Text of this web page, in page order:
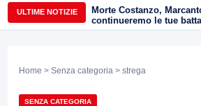
ULTIME NOTIZIE
Morte Costanzo,
continueremo le tue
Sannio
Home > Senza categoria > strega
SENZA CATEGORIA